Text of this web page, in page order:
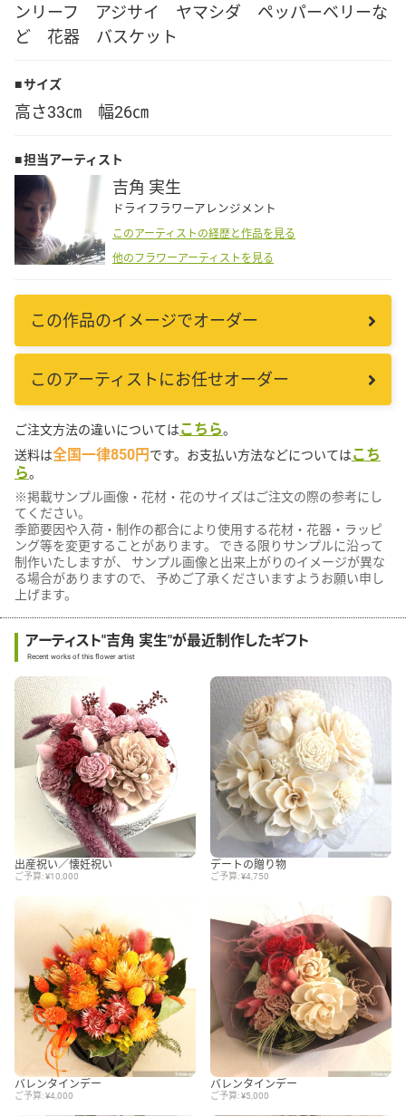
English
ンリーフ アジサイ ヤマシダ ペッパーベリーな
ど 花器 バスケット
サイズ
高さ33㎝ 幅26㎝
担当アーティスト
吉角 実生
ドライフラワーアレンジメント
このアーティストの経歴と作品を見る
他のフラワーアーティストを見る
この作品のイメージでオーダー
このアーティストにお任せオーダー
ご注文方法の違いについてはこちら。
送料は全国一律850円です。お支払い方法などについてはこち
ら。
※掲載サンプル画像・花材・花のサイズはご注文の際の参考にし
てください。
季節要因や入荷・制作の都合により使用する花材・花器・ラッピ
ング等を変更することがあります。 できる限りサンプルに沿って
制作いたしますが、 サンプル画像と出来上がりのイメージが異な
る場合がありますので、 予めご了承くださいますようお願い申し
上げます。
アーティスト"吉角 実生"が最近制作したギフト
Recent works of this flower artist
出産祝い／懐妊祝い
ご予算: ¥10,000
デートの贈り物
ご予算: ¥4,750
バレンタインデー
ご予算: ¥4,000
バレンタインデー
ご予算: ¥5,000